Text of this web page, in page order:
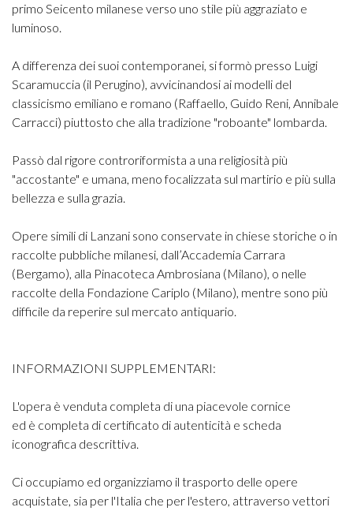
primo Seicento milanese verso uno stile più aggraziato e
luminoso.
A differenza dei suoi contemporanei, si formò presso Luigi
Scaramuccia (il Perugino), avvicinandosi ai modelli del
classicismo emiliano e romano (Raffaello, Guido Reni, Annibale
Carracci) piuttosto che alla tradizione "roboante" lombarda.
Passò dal rigore controriformista a una religiosità più
"accostante" e umana, meno focalizzata sul martirio e più sulla
bellezza e sulla grazia.
Opere simili di Lanzani sono conservate in chiese storiche o in
raccolte pubbliche milanesi, dall’Accademia Carrara
(Bergamo), alla Pinacoteca Ambrosiana (Milano), o nelle
raccolte della Fondazione Cariplo (Milano), mentre sono più
difficile da reperire sul mercato antiquario.
INFORMAZIONI SUPPLEMENTARI:
L'opera è venduta completa di una piacevole cornice
ed è completa di certificato di autenticità e scheda
iconografica descrittiva.
Ci occupiamo ed organizziamo il trasporto delle opere
acquistate, sia per l'Italia che per l'estero, attraverso vettori